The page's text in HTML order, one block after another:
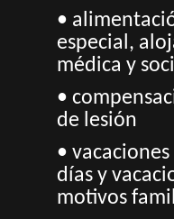
•
especial,
médica y
•
de lesión
•
días y
motivos